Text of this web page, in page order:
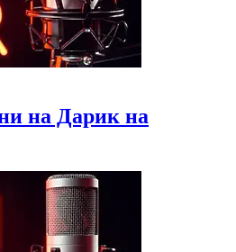
на Дарик на